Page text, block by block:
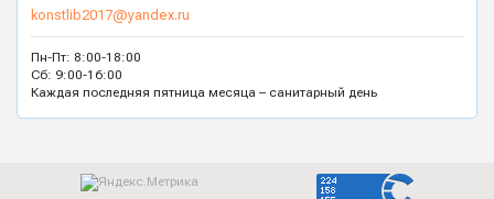
konstlib2017@yandex.ru
Пн-Пт: 8:00-18:00
Сб: 9:00-16:00
Каждая последняя пятница месяца – санитарный день